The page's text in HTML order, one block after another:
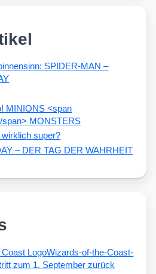
SPIDER-MAN –
MINIONS <span
MONSTERS
super?
– DER TAG DER WAHRHEIT
Wizards-of-the-Coast-
zum 1. September zurück